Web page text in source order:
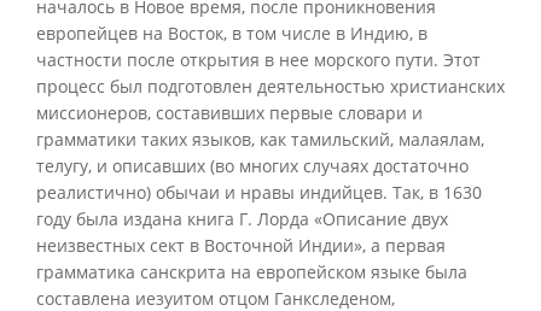
началось в Новое время, после проникновения
европейцев на Восток, в том числе в Индию, в
частности после открытия в нее морского пути. Этот
процесс был подготовлен деятельностью христианских
миссионеров, составивших первые словари и
грамматики таких языков, как тамильский, малаялам,
телугу, и описавших (во многих случаях достаточно
реалистично) обычаи и нравы индийцев. Так, в 1630
году была издана книга Г. Лорда «Описание двух
неизвестных сект в Восточной Индии», а первая
грамматика санскрита на европейском языке была
составлена иезуитом отцом Ганкследеном,